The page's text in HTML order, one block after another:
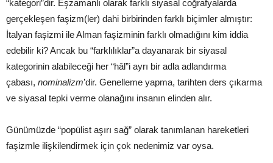
“kategori”dir. Eşzamanlı olarak farklı siyasal coğrafyalarda
gerçekleşen faşizm(ler) dahi birbirinden farklı biçimler almıştır:
İtalyan faşizmi ile Alman faşizminin farklı olmadığını kim iddia
edebilir ki? Ancak bu “farklılıklar”a dayanarak bir siyasal
kategorinin alabileceği her “hâl”i ayrı bir adla adlandırma
çabası, nominalizm’dir. Genelleme yapma, tarihten ders çıkarma
ve siyasal tepki verme olanağını insanın elinden alır.
Günümüzde “popülist aşırı sağ” olarak tanımlanan hareketleri
faşizmle ilişkilendirmek için çok nedenimiz var oysa.